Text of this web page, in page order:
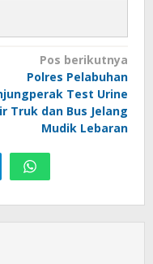
Pos berikutnya
Polres Pelabuhan
Test Urine
Truk dan Bus Jelang
Mudik Lebaran